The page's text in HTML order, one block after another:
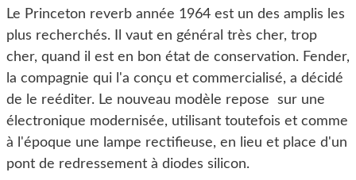
Le Princeton reverb année 1964 est un des amplis les
plus recherchés. Il vaut en général très cher, trop
cher, quand il est en bon état de conservation. Fender,
la compagnie qui l'a conçu et commercialisé, a décidé
de le reéditer. Le nouveau modèle repose sur une
électronique modernisée, utilisant toutefois et comme
à l'époque une lampe rectifieuse, en lieu et place d'un
pont de redressement à diodes silicon.